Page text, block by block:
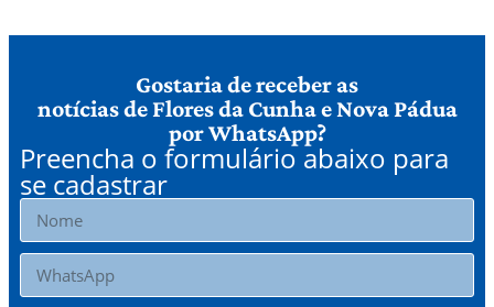
Gostaria de receber as
notícias de Flores da Cunha e Nova Pádua
por WhatsApp?
Preencha o formulário abaixo para
se cadastrar